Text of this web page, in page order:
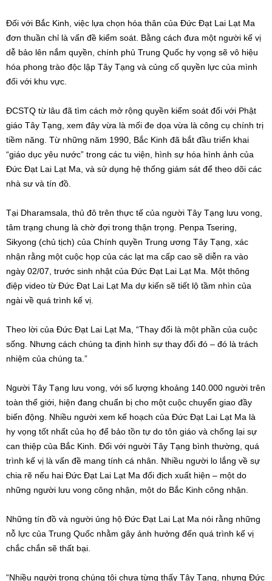
Đối với Bắc Kinh, việc lựa chọn hóa thân của Đức Đạt Lai Lạt Ma
đơn thuần chỉ là vấn đề kiểm soát. Bằng cách đưa một người kế vị
dễ bảo lên nắm quyền, chính phủ Trung Quốc hy vọng sẽ vô hiệu
hóa phong trào độc lập Tây Tạng và củng cố quyền lực của mình
đối với khu vực.
ĐCSTQ từ lâu đã tìm cách mở rộng quyền kiểm soát đối với Phật
giáo Tây Tạng, xem đây vừa là mối đe dọa vừa là công cụ chính trị
tiềm năng. Từ những năm 1990, Bắc Kinh đã bắt đầu triển khai
“giáo dục yêu nước” trong các tu viện, hình sự hóa hình ảnh của
Đức Đạt Lai Lạt Ma, và sử dụng hệ thống giám sát để theo dõi các
nhà sư và tín đồ.
Tại Dharamsala, thủ đô trên thực tế của người Tây Tạng lưu vong,
tâm trạng chung là chờ đợi trong thận trọng. Penpa Tsering,
Sikyong (chủ tịch) của Chính quyền Trung ương Tây Tạng, xác
nhận rằng một cuộc họp của các lạt ma cấp cao sẽ diễn ra vào
ngày 02/07, trước sinh nhật của Đức Đạt Lai Lạt Ma. Một thông
điệp video từ Đức Đạt Lai Lạt Ma dự kiến sẽ tiết lộ tầm nhìn của
ngài về quá trình kế vị.
Theo lời của Đức Đạt Lai Lạt Ma, “Thay đổi là một phần của cuộc
sống. Nhưng cách chúng ta định hình sự thay đổi đó – đó là trách
nhiệm của chúng ta.”
Người Tây Tạng lưu vong, với số lượng khoảng 140.000 người trên
toàn thế giới, hiện đang chuẩn bị cho một cuộc chuyển giao đầy
biến động. Nhiều người xem kế hoạch của Đức Đạt Lai Lạt Ma là
hy vọng tốt nhất của họ để bảo tồn tự do tôn giáo và chống lại sự
can thiệp của Bắc Kinh. Đối với người Tây Tạng bình thường, quá
trình kế vị là vấn đề mang tính cá nhân. Nhiều người lo lắng về sự
chia rẽ nếu hai Đức Đạt Lai Lạt Ma đối địch xuất hiện – một do
những người lưu vong công nhận, một do Bắc Kinh công nhận.
Những tín đồ và người ủng hộ Đức Đạt Lai Lạt Ma nói rằng những
nỗ lực của Trung Quốc nhằm gây ảnh hưởng đến quá trình kế vị
chắc chắn sẽ thất bại.
“Nhiều người trong chúng tôi chưa từng thấy Tây Tạng, nhưng Đức